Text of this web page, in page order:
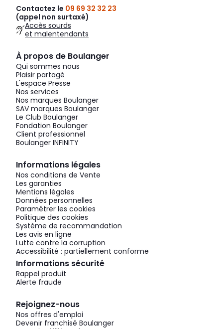
Contactez le 09 69 32 32 23
(appel non surtaxé)
Accès sourds
et malentendants
À propos de Boulanger
Qui sommes nous
Plaisir partagé
L'espace Presse
Nos services
Nos marques Boulanger
SAV marques Boulanger
Le Club Boulanger
Fondation Boulanger
Client professionnel
Boulanger INFINITY
Informations légales
Nos conditions de Vente
Les garanties
Mentions légales
Données personnelles
Paramétrer les cookies
Politique des cookies
Système de recommandation
Les avis en ligne
Lutte contre la corruption
Accessibilité : partiellement conforme
Informations sécurité
Rappel produit
Alerte fraude
Rejoignez-nous
Nos offres d'emploi
Devenir franchisé Boulanger